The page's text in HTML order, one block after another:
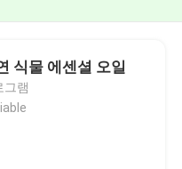
귤 천연 식물 에센셜 오일
그램